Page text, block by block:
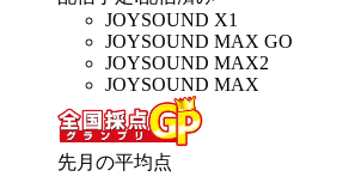
JOYSOUND X1
JOYSOUND MAX GO
JOYSOUND MAX2
JOYSOUND MAX
先月の平均点